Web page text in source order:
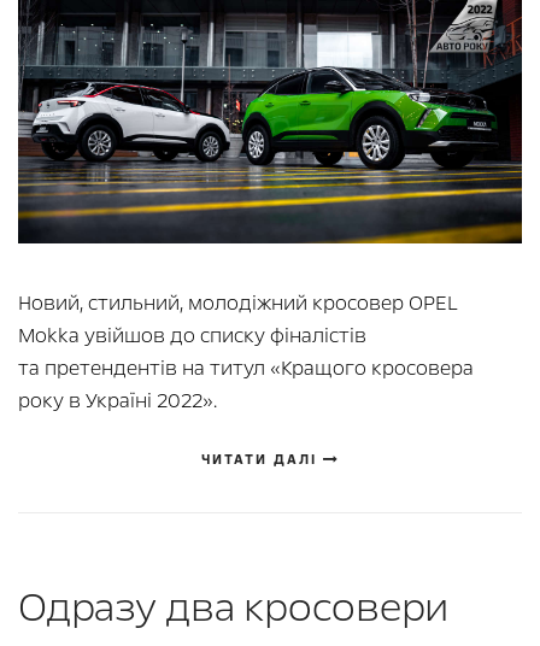
Новий, стильний, молодіжний кросовер OPEL
Mokka увійшов до списку фіналістів
та претендентів на титул «Кращого кросовера
року в Україні 2022».
ЧИТАТИ ДАЛІ
Одразу два кросовери